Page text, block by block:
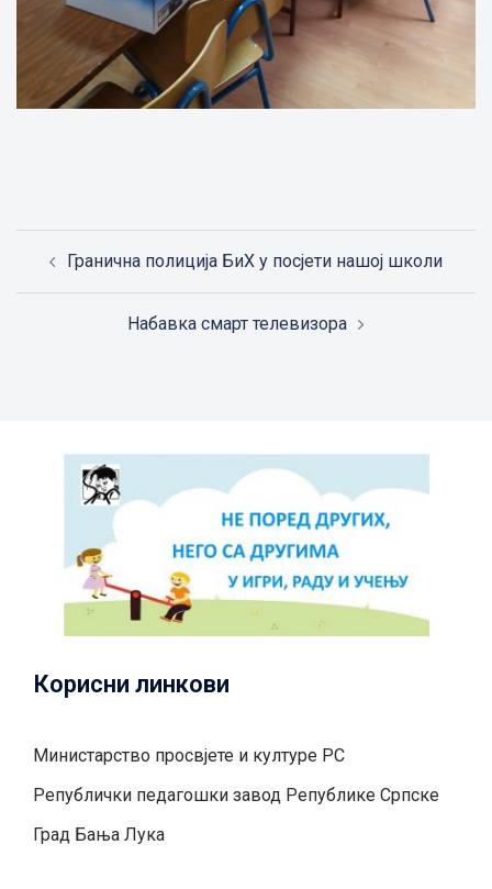
navigation
Гранична полиција БиХ у посјети нашој школи
Набавка смарт телевизора
Корисни линкови
Министарство просвјете и културе РС
Републички педагошки завод Републике Српске
Град Бањa Лукa